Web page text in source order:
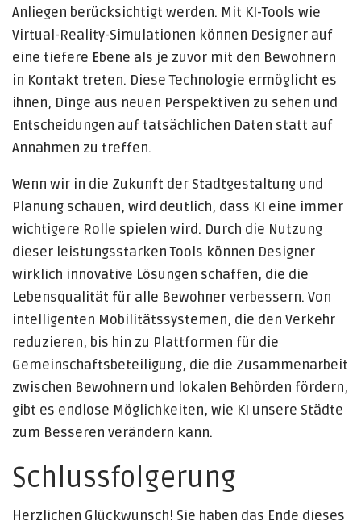
Anliegen berücksichtigt werden. Mit KI-Tools wie
Virtual-Reality-Simulationen können Designer auf
eine tiefere Ebene als je zuvor mit den Bewohnern
in Kontakt treten. Diese Technologie ermöglicht es
ihnen, Dinge aus neuen Perspektiven zu sehen und
Entscheidungen auf tatsächlichen Daten statt auf
Annahmen zu treffen.
Wenn wir in die Zukunft der Stadtgestaltung und
Planung schauen, wird deutlich, dass KI eine immer
wichtigere Rolle spielen wird. Durch die Nutzung
dieser leistungsstarken Tools können Designer
wirklich innovative Lösungen schaffen, die die
Lebensqualität für alle Bewohner verbessern. Von
intelligenten Mobilitätssystemen, die den Verkehr
reduzieren, bis hin zu Plattformen für die
Gemeinschaftsbeteiligung, die die Zusammenarbeit
zwischen Bewohnern und lokalen Behörden fördern,
gibt es endlose Möglichkeiten, wie KI unsere Städte
zum Besseren verändern kann.
Schlussfolgerung
Herzlichen Glückwunsch! Sie haben das Ende dieses